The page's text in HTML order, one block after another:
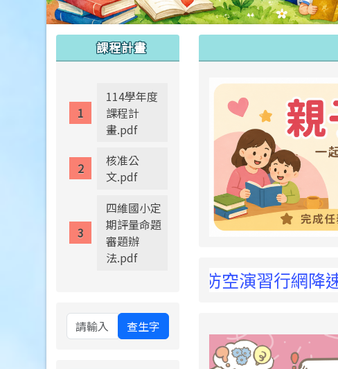
14:30至15:00防空演習行網降速演練，請
課程計畫
114學年度
課程計
畫.pdf
核准公
文.pdf
四維國小定
期評量命題
審題辦
法.pdf
查生字